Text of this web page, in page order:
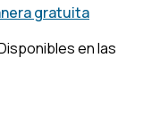
gratuita
en las